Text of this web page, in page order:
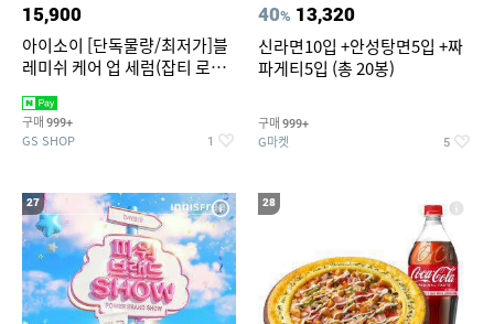
15,900
아이소이 [단독물량/최저가]블
레미쉬 케어 업 세럼(잡티 로즈
2027-04-24)
구매 999+
GS SHOP 1
40% 13,320
신라면10입 +안성탕면5입 +짜
파게티5입 (총 20봉)
구매 999+
G마켓 5
27 28